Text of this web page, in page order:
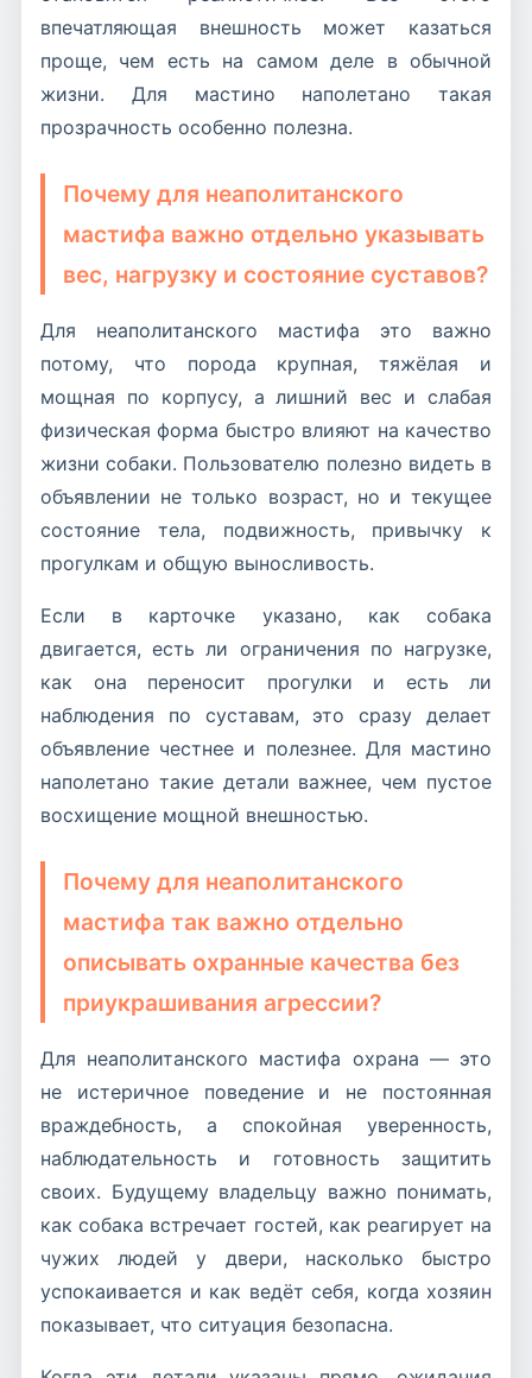
впечатляющая внешность может казаться
проще, чем есть на самом деле в обычной
жизни. Для мастино наполетано такая
прозрачность особенно полезна.
Почему для неаполитанского
мастифа важно отдельно указывать
вес, нагрузку и состояние суставов?
Для неаполитанского мастифа это важно
потому, что порода крупная, тяжёлая и
мощная по корпусу, а лишний вес и слабая
физическая форма быстро влияют на качество
жизни собаки. Пользователю полезно видеть в
объявлении не только возраст, но и текущее
состояние тела, подвижность, привычку к
прогулкам и общую выносливость.
Если в карточке указано, как собака
двигается, есть ли ограничения по нагрузке,
как она переносит прогулки и есть ли
наблюдения по суставам, это сразу делает
объявление честнее и полезнее. Для мастино
наполетано такие детали важнее, чем пустое
восхищение мощной внешностью.
Почему для неаполитанского
мастифа так важно отдельно
описывать охранные качества без
приукрашивания агрессии?
Для неаполитанского мастифа охрана — это
не истеричное поведение и не постоянная
враждебность, а спокойная уверенность,
наблюдательность и готовность защитить
своих. Будущему владельцу важно понимать,
как собака встречает гостей, как реагирует на
чужих людей у двери, насколько быстро
успокаивается и как ведёт себя, когда хозяин
показывает, что ситуация безопасна.